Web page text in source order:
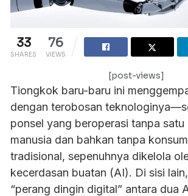
33
SHARES
76
VIEWS
[post-views]
Tiongkok baru-baru ini
dengan terobosan
ponsel yang beroperasi tanpa
manusia dan bahkan tanpa
tradisional, sepenuhnya dikelola
kecerdasan buatan (AI). Di sisi
“perang dingin digital” antara dua